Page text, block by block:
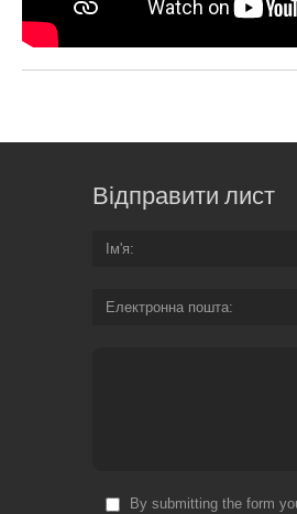
Відправити лист
Ім'я
Електронна пошта
By submitting the form